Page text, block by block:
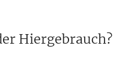
Hiergebrauch?